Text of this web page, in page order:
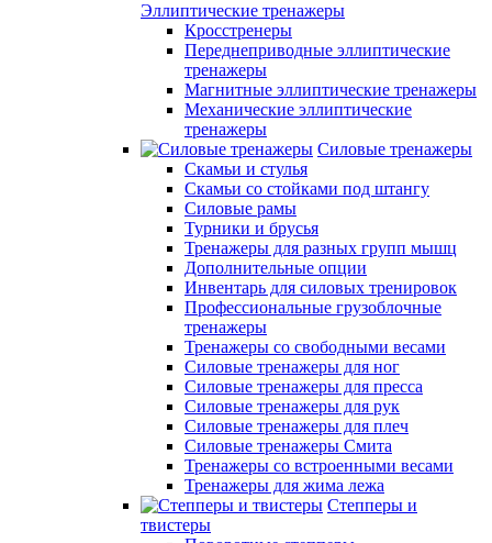
Эллиптические тренажеры
Кросстренеры
Переднеприводные эллиптические
тренажеры
Магнитные эллиптические тренажеры
Механические эллиптические
тренажеры
Силовые тренажеры
Скамьи и стулья
Скамьи со стойками под штангу
Силовые рамы
Турники и брусья
Тренажеры для разных групп мышц
Дополнительные опции
Инвентарь для силовых тренировок
Профессиональные грузоблочные
тренажеры
Тренажеры со свободными весами
Силовые тренажеры для ног
Силовые тренажеры для пресса
Силовые тренажеры для рук
Силовые тренажеры для плеч
Силовые тренажеры Смита
Тренажеры со встроенными весами
Тренажеры для жима лежа
Степперы и
твистеры